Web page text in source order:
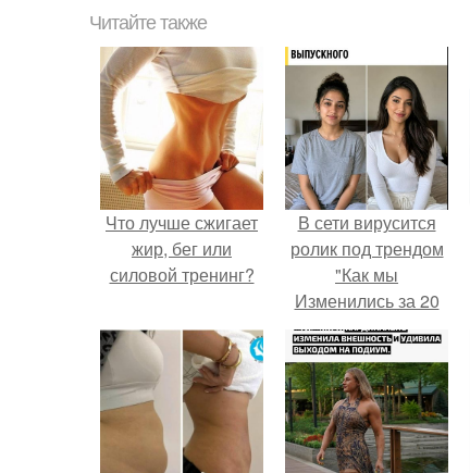
Читайте также
Что лучше сжигает
жир, бег или
силовой тренинг?
В сети вирусится
ролик под трендом
"Как мы
Изменились за 20
лет".